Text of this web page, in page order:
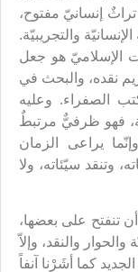
إنسانيّ مفتوح،
والتجريبيّة.
الإسلاميّ هو جعل
نقده، والبحث في
الصفراء. وعليه
فهو ظرفيٌّ مرتبطٌ
يراعى الزمان
وتنقد سيّئاته، ولا
تنفتح على بعضها،
والنقد، وإلاّ
كما أشَرْنا آنفاً